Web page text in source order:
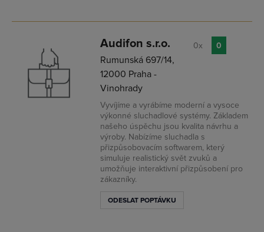
Audifon s.r.o.
Rumunská 697/14,
12000 Praha -
Vinohrady
Vyvíjíme a vyrábíme moderní a vysoce
výkonné sluchadlové systémy. Základem
našeho úspěchu jsou kvalita návrhu a
výroby. Nabízíme sluchadla s
přizpůsobovacím softwarem, který
simuluje realistický svět zvuků a
umožňuje interaktivní přizpůsobení pro
zákazníky.
ODESLAT POPTÁVKU
0x 0